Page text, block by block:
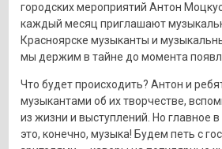
городских мероприятий Антон
каждый месяц приглашают
Красноярске музыканты и
мы держим в тайне до момента
Что будет происходить? Антон и
музыкантами об их творчестве,
из жизни и выступлений. Но главное
это, конечно, музыка! Будем петь с